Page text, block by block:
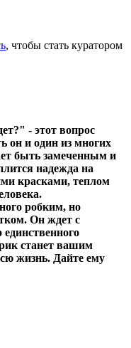
, чтобы стать куратором
- этот вопрос
он и один из многих
быть замеченным и
надежда на
красками, теплом
робким, но
Он ждет с
единственного
станет вашим
жизнь. Дайте ему